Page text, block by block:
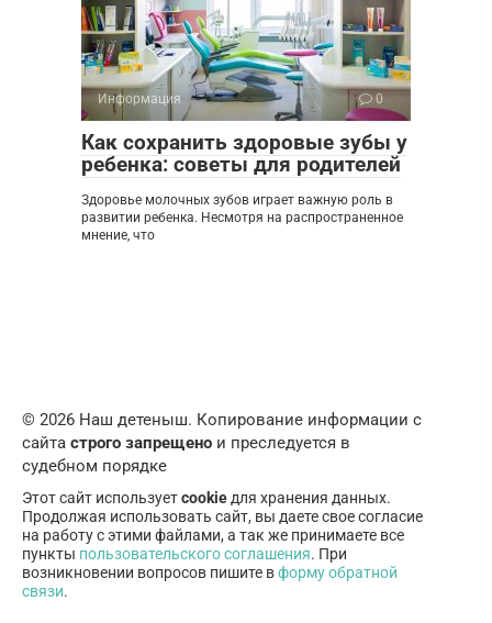
Информация 0
Как сохранить здоровые зубы у
ребенка: советы для родителей
Здоровье молочных зубов играет важную роль в
развитии ребенка. Несмотря на распространенное
мнение, что
© 2026 Наш детеныш. Копирование информации с
сайта строго запрещено и преследуется в
судебном порядке
Этот сайт используетcookieдля хранения данных.
Продолжая использовать сайт, вы даете свое согласие
на работу с этими файлами, а так же принимаете все
пункты пользовательского соглашения. При
возникновении вопросов пишите вформу обратной
связи.